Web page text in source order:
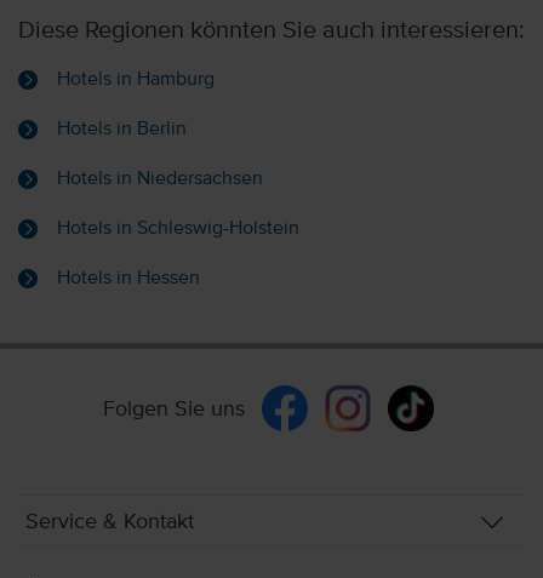
Diese Regionen könnten Sie auch interessieren:
Hotels in Hamburg
Hotels in Berlin
Hotels in Niedersachsen
Hotels in Schleswig-Holstein
Hotels in Hessen
Folgen Sie uns
Service & Kontakt